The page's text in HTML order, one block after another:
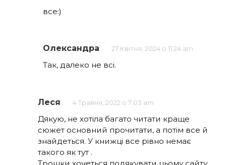
все:)
Олександра 27 Квітня, 2024 о 11:24 am
Так, далеко не всі.
Леся 4 Травня, 2022 о 7:03 am
Дякую, не хотіла багато читати краще
сюжет основний прочитати, а потім все й
знайдеться. У книжці все рівно немає
такого як тут .
Трошки хочеться подякувати цьому сайту.